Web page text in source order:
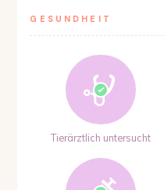
GESUNDHEIT
Tierärztlich untersucht